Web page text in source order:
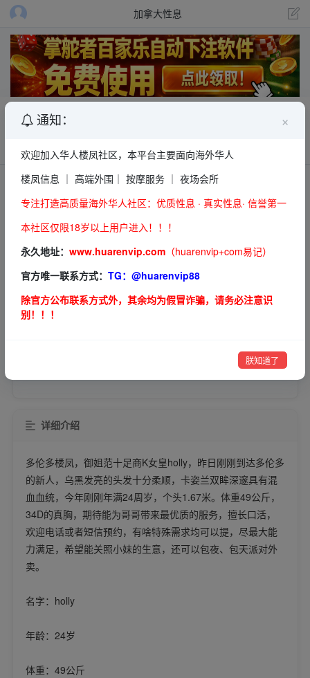
加拿大性息
多伦多楼凤，御姐范十足商K女皇holly
6693
联系方式
升级 VIP
手机号 VIP可见
详细介绍
多伦多楼凤，御姐范十足商K女皇holly，昨日刚刚到达多伦多
的新人，乌黑发亮的头发十分柔顺，卡姿兰双眸深邃具有混
血血统，今年刚刚年满24周岁，个头1.67米。体重49公斤，
34D的真胸，期待能为哥哥带来最优质的服务，擅长口活，
欢迎电话或者短信预约，有啥特殊需求均可以提，尽最大能
力满足，希望能关照小妹的生意，还可以包夜、包天派对外
卖。
名字：holly
年龄：24岁
体重：49公斤
通知： ×
欢迎加入华人楼凤社区，本平台主要面向海外华人
楼凤信息 ｜ 高端外围｜ 按摩服务 ｜ 夜场会所
专注打造高质量海外华人社区：优质性息 · 真实性息· 信誉第一
本社区仅限18岁以上用户进入！！！
永久地址： www.huarenvip.com（huarenvip+com易记）
官方唯一联系方式： TG： @huarenvip88
除官方公布联系方式外，其余均为假冒诈骗，请务必注意识
别！！！
朕知道了